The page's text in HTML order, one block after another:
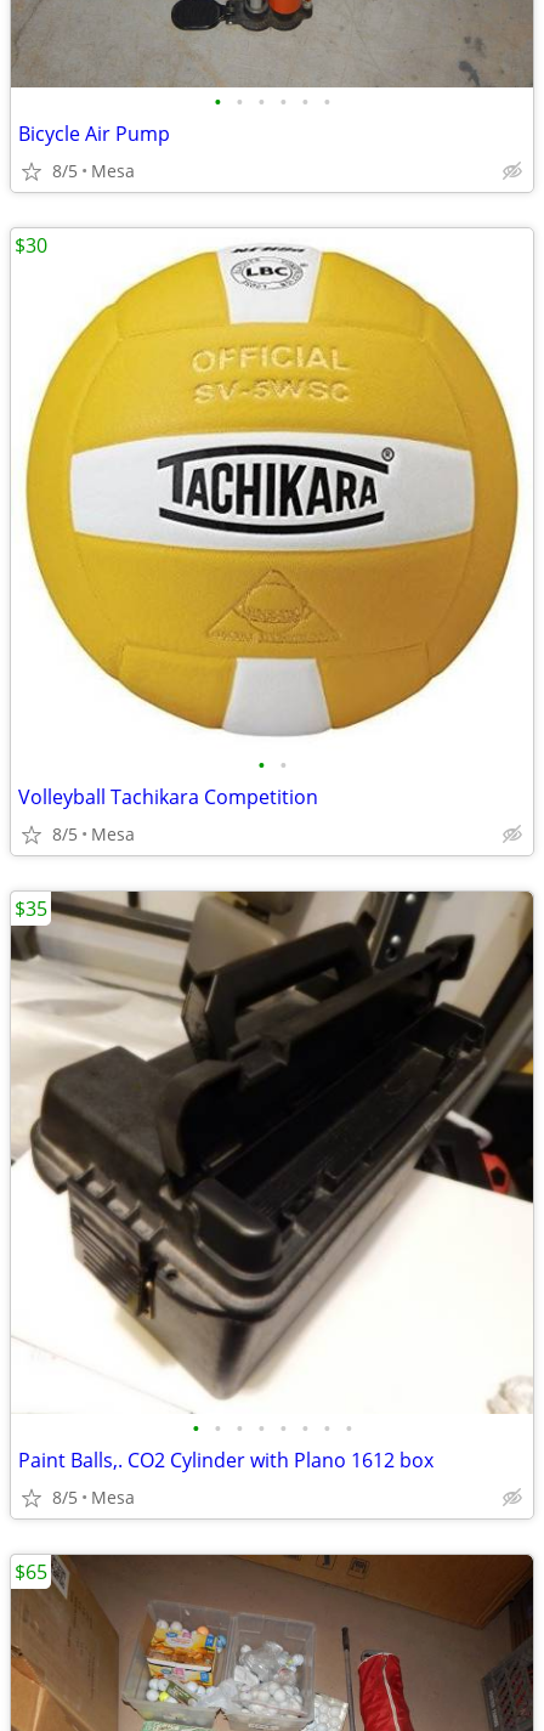
• • • • • •
Bicycle Air Pump
8/5 Mesa
• •
Volleyball Tachikara Competition
8/5 Mesa
$30
• • • • • • • •
Paint Balls,. CO2 Cylinder with Plano 1612 box
8/5 Mesa
$35
$65